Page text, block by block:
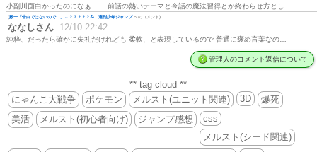
小副川面白かったのになぁ…… 前話の熱いテーマと今話の魔法習得とか終わらせ方とし…
(殿一「告白ではないので…」←？？？？？💢 週刊少年ジャンプへのコメント)
ななしさん 12/10 22:42
純粋、だったら確かに失礼だけれども 柔軟、と表現しているので 普通に褒め言葉なの…
管理人のコメント返信について
** tag cloud **
にゃんこ大戦争
ポケモン メルスト(ユニット関連) 3D
爆死
美活
メルスト(初心者向け) ジャンプ感想
css
メルスト(シード関連)